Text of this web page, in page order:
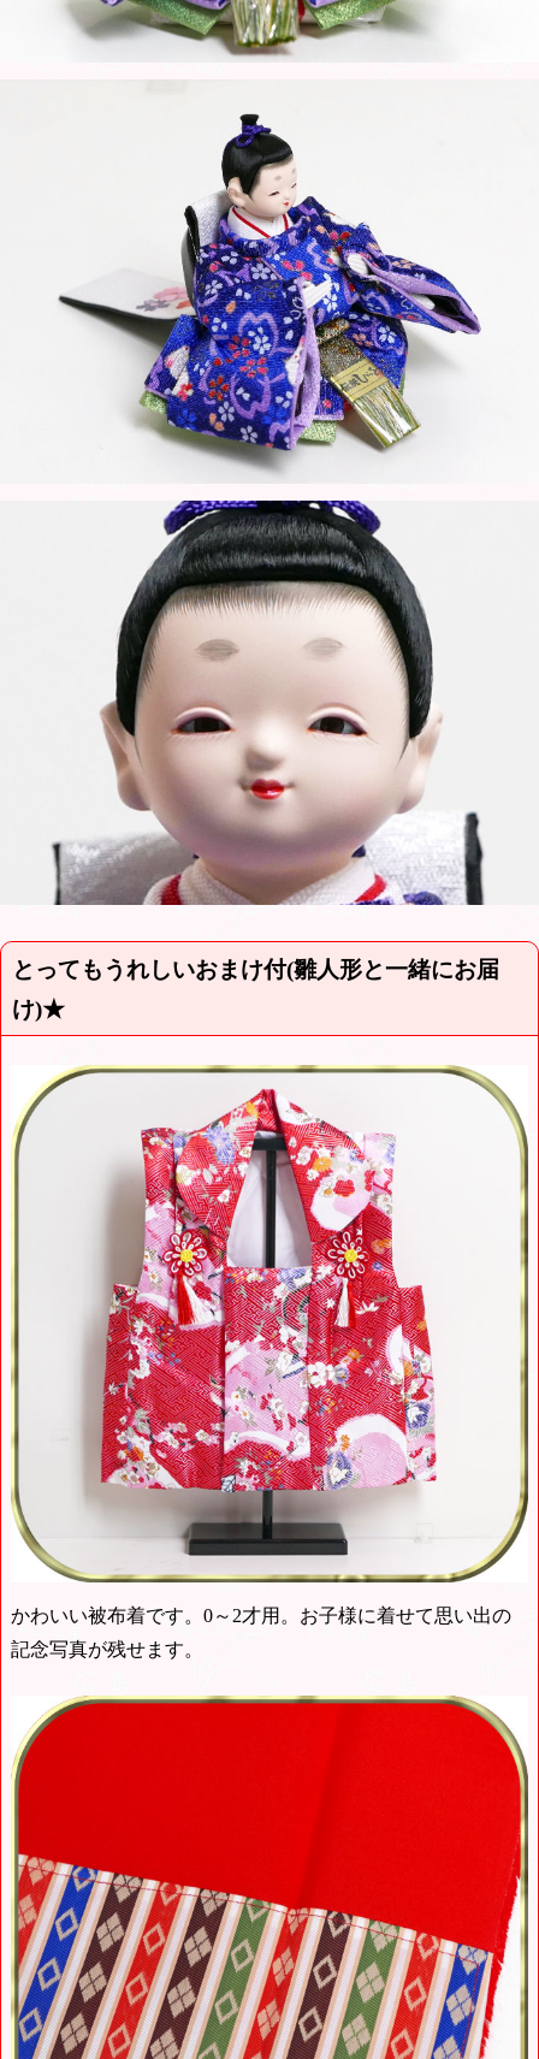
とってもうれしいおまけ付(雛人形と一緒にお届
け)★
かわいい被布着です。0～2才用。お子様に着せて思い出の
記念写真が残せます。